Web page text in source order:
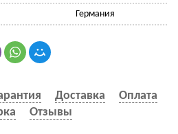
Германия
Доставка
Оплата
Отзывы